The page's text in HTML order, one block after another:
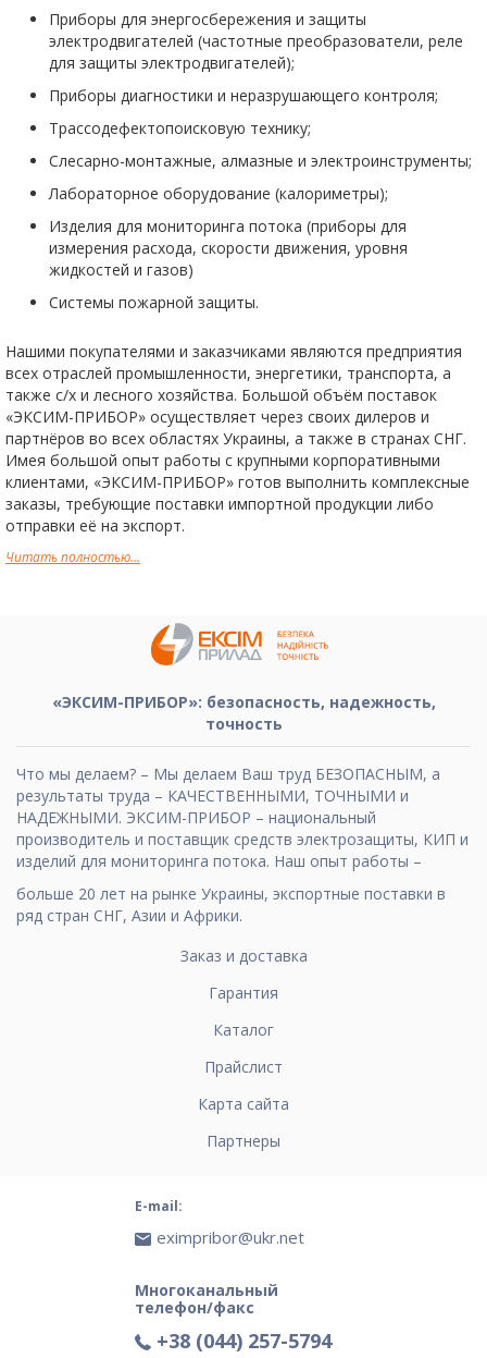
Приборы для энергосбережения и защиты
электродвигателей (частотные преобразователи, реле
для защиты электродвигателей);
Приборы диагностики и неразрушающего контроля;
Трассодефектопоисковую технику;
Слесарно-монтажные, алмазные и электроинструменты;
Лабораторное оборудование (калориметры);
Изделия для мониторинга потока (приборы для
измерения расхода, скорости движения, уровня
жидкостей и газов)
Системы пожарной защиты.
Нашими покупателями и заказчиками являются предприятия
всех отраслей промышленности, энергетики, транспорта, а
также с/х и лесного хозяйства. Большой объём поставок
«ЭКСИМ-ПРИБОР» осуществляет через своих дилеров и
партнёров во всех областях Украины, а также в странах СНГ.
Имея большой опыт работы с крупными корпоративными
клиентами, «ЭКСИМ-ПРИБОР» готов выполнить комплексные
заказы, требующие поставки импортной продукции либо
отправки её на экспорт.
Читать полностью...
«ЭКСИМ-ПРИБОР»: безопасность, надежность,
точность
Что мы делаем? – Мы делаем Ваш труд БЕЗОПАСНЫМ, а
результаты труда – КАЧЕСТВЕННЫМИ, ТОЧНЫМИ и
НАДЕЖНЫМИ. ЭКСИМ-ПРИБОР – национальный
производитель и поставщик средств электрозащиты, КИП и
изделий для мониторинга потока. Наш опыт работы –
больше 20 лет на рынке Украины, экспортные поставки в
ряд стран СНГ, Азии и Африки.
Заказ и доставка
Гарантия
Каталог
Прайслист
Карта сайта
Партнеры
E-mail:
eximpribor@ukr.net
Многоканальный
телефон/факс
+38 (044) 257-5794